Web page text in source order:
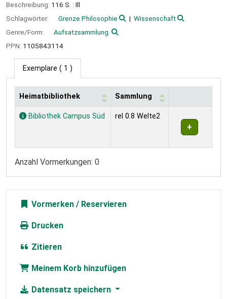
Beschreibung: 116 S. : Ill
Schlagwörter:
Grenze Philosophie
Wissenschaft
Genre/Form:
Aufsatzsammlung
PPN: 1105843114
Exemplare ( 1 )
Exemplare
Heimatbibliothek Sammlung
Bibliothek Campus Süd rel 0.8 Welte2
Anzahl Vormerkungen: 0
Vormerken
Drucken
Zitieren
Meinem Korb hinzufügen
Datensatz speichern